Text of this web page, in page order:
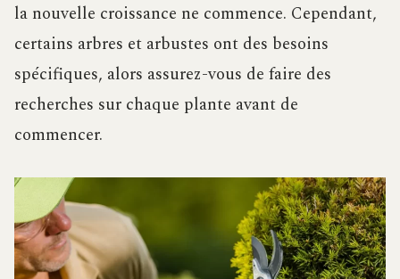
la nouvelle croissance ne commence. Cependant,
certains arbres et arbustes ont des besoins
spécifiques, alors assurez-vous de faire des
recherches sur chaque plante avant de
commencer.